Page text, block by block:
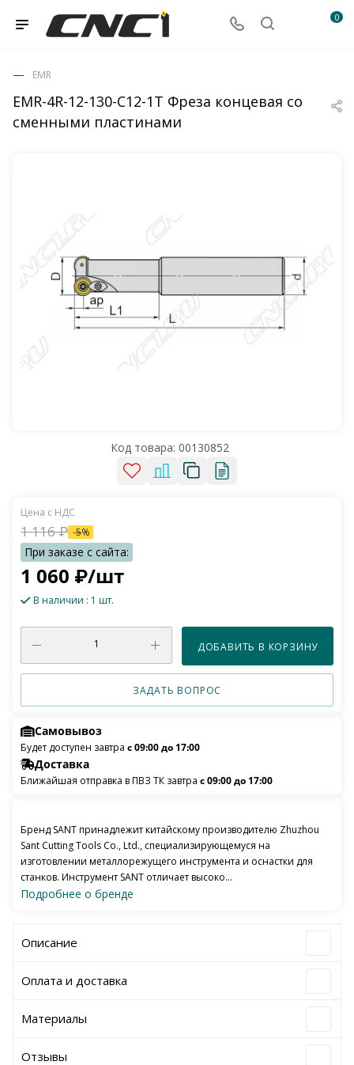
0
EMR-4R-12-130-C12-1T Фреза концевая со
сменными пластинами
EMR
Код товара: 00130852
1 060 ₽/шт
1 116₽ -5%
В наличии : 1 шт.
ДОБАВИТЬ В КОРЗИНУ
ЗАДАТЬ ВОПРОС
Самовывоз
Будет доступен завтра с 09:00 до 17:00
Доставка
Ближайшая отправка в ПВЗ ТК завтра с 09:00 до 17:00
Бренд SANT принадлежит китайскому производителю Zhuzhou
Sant Cutting Tools Co., Ltd., специализирующемуся на
изготовлении металлорежущего инструмента и оснастки для
станков. Инструмент SANT отличает высоко...
Подробнее о бренде
Описание
Оплата и доставка
Материалы
Отзывы